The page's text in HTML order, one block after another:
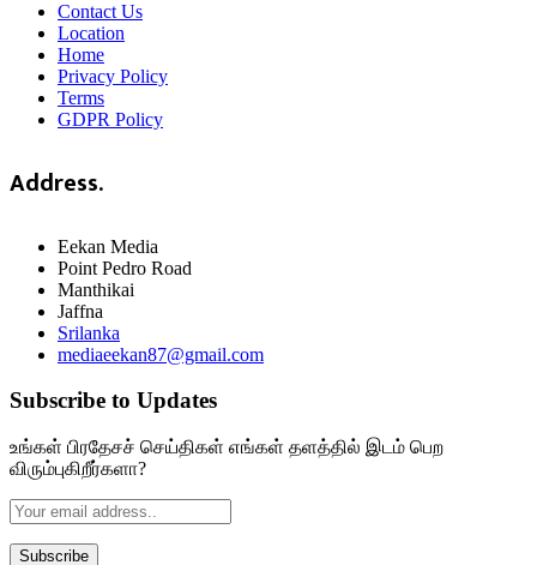
Contact Us
Location
Home
Privacy Policy
Terms
GDPR Policy
Address.
Eekan Media
Point Pedro Road
Manthikai
Jaffna
Srilanka
mediaeekan87@gmail.com
Subscribe to Updates
உங்கள் பிரதேசச் செய்திகள் எங்கள் தளத்தில் இடம் பெற
விரும்புகிறீர்களா?